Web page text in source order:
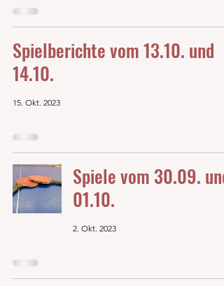
Spielberichte vom 13.10. und
14.10.
15. Okt. 2023
Spiele vom 30.09. und
01.10.
2. Okt. 2023